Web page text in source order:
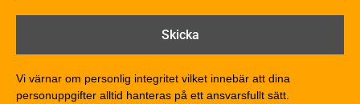
Brandklasser för material och konstruktioner
Träkonstruktioners brandmotstånd
Detaljlösningar
Träytors brandegenskaper
Vi värnar om personlig integritet vilket innebär att dina
personuppgifter alltid hanteras på ett ansvarsfullt sätt.